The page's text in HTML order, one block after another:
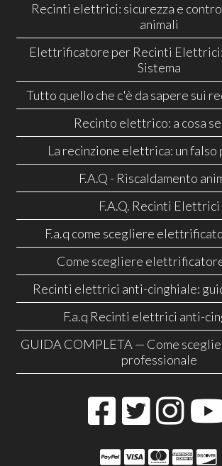
Recinti elettrici: sicurezza e
animali
Elettrificatore per Recinti
Sistema
Tutto quello che c'è da sapere sui
Recinto elettrico: a cosa
La recinzione elettrica: un falso
F.A.Q - Riscaldamento
F.A.Q. Recinti Elettrici
F.a.q come scegliere
Come scegliere
Recinti elettrici anti-cinghiale:
F.a.q Recinti elettrici anti-
GUIDA COMPLETA — Come
professionale